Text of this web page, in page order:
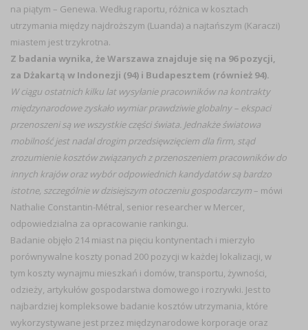
na piątym – Genewa. Według raportu, różnica w kosztach
utrzymania między najdroższym (Luanda) a najtańszym (Karaczi)
miastem jest trzykrotna.
Z badania wynika, że Warszawa znajduje się na 96 pozycji,
za Dżakartą w Indonezji (94) i Budapesztem (również 94).
W ciągu ostatnich kilku lat wysyłanie pracowników na kontrakty
międzynarodowe zyskało wymiar prawdziwie globalny – ekspaci
przenoszeni są we wszystkie części świata. Jednakże światowa
mobilność jest nadal drogim przedsięwzięciem dla firm, stąd
zrozumienie kosztów związanych z przenoszeniem pracowników do
innych krajów oraz wybór odpowiednich kandydatów są bardzo
istotne, szczególnie w dzisiejszym otoczeniu gospodarczym – mówi
Nathalie Constantin-Métral, senior researcher w Mercer,
odpowiedzialna za opracowanie rankingu.
Badanie objęło 214 miast na pięciu kontynentach i mierzyło
porównywalne koszty ponad 200 pozycji w każdej lokalizacji, w
tym koszty wynajmu mieszkań i domów, transportu, żywności,
odzieży, artykułów gospodarstwa domowego i rozrywki. Jest to
najbardziej kompleksowe badanie kosztów utrzymania, które
wykorzystywane jest przez międzynarodowe korporacje oraz